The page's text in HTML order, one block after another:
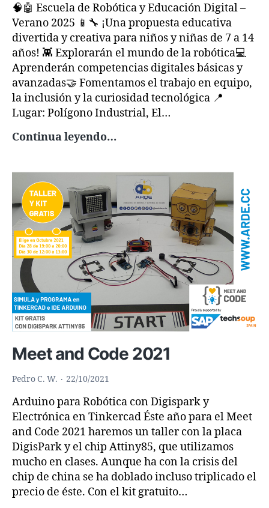
🧠🤖 Escuela de Robótica y Educación Digital –
Verano 2025 📱🔧 ¡Una propuesta educativa
divertida y creativa para niños y niñas de 7 a 14
años! 👾 Explorarán el mundo de la robótica💻
Aprenderán competencias digitales básicas y
avanzadas🤝 Fomentamos el trabajo en equipo,
la inclusión y la curiosidad tecnológica 📍
Lugar: Polígono Industrial, El…
Continua leyendo…Campamento
Meet and Code 2021
Pedro C. W. 22/10/2021
Arduino para Robótica con Digispark y
Electrónica en Tinkercad Éste año para el Meet
and Code 2021 haremos un taller con la placa
DigisPark y el chip Attiny85, que utilizamos
mucho en clases. Aunque ha con la crisis del
chip de china se ha doblado incluso triplicado el
precio de éste. Con el kit gratuito…